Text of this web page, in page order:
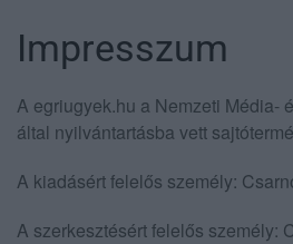
Impresszum
A egriugyek.hu a Nemzeti Média-
által nyilvántartásba vett
A kiadásért felelős személy:
A szerkesztésért felelős személy: